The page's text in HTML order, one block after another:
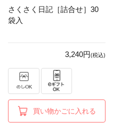
さくさく日記［詰合せ］30
袋入
3,240円(税込)
買い物かごに入れる